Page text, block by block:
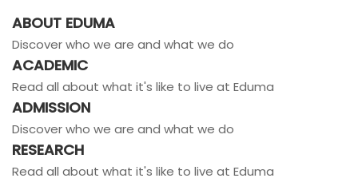
ABOUT EDUMA
Discover who we are and what we do
ACADEMIC
Read all about what it's like to live at Eduma
ADMISSION
Discover who we are and what we do
RESEARCH
Read all about what it's like to live at Eduma